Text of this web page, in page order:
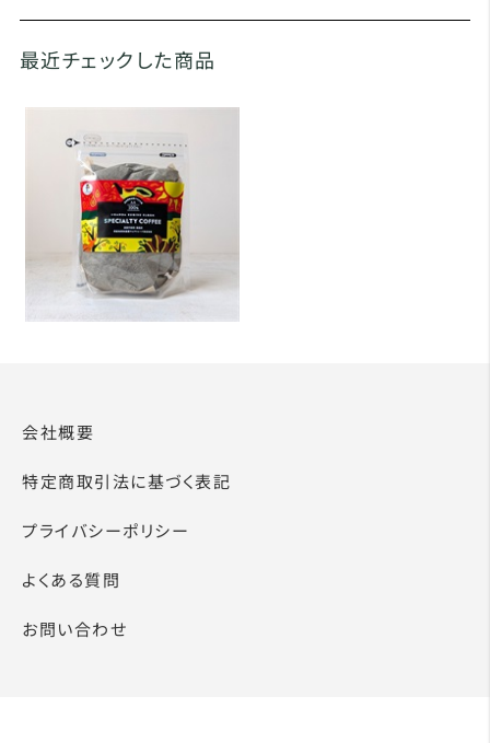
最近チェックした商品
会社概要
特定商取引法に基づく表記
プライバシーポリシー
よくある質問
お問い合わせ